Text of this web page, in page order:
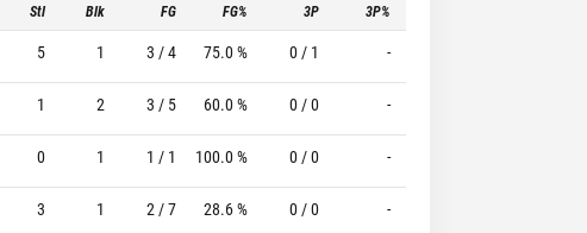
Stl Blk FG FG% 3P 3P%
5 1 3 / 4 75.0 % 0 / 1 -
1 2 3 / 5 60.0 % 0 / 0 -
0 1 1 / 1 100.0 % 0 / 0 -
3 1 2 / 7 28.6 % 0 / 0 -